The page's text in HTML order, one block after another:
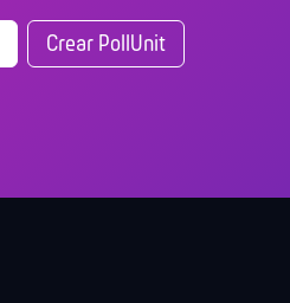
Crear PollUnit